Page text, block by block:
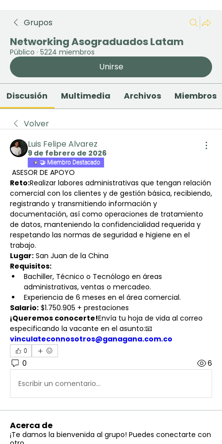
Grupos
Networking Asograduados Latam
Público · 5224 miembros
Unirse
Discusión Multimedia Archivos Miembros
Volver
Luis Felipe Alvarez
9 de febrero de 2026
🤝 Miembro Destacado
ASESOR DE APOYO
Reto:Realizar labores administrativas que tengan relación
comercial con los clientes y de gestión básica, recibiendo,
registrando y transmitiendo información y
documentación, así como operaciones de tratamiento
de datos, manteniendo la confidencialidad requerida y
respetando las normas de seguridad e higiene en el
trabajo.
Lugar: San Juan de la China
Requisitos:
Bachiller, Técnico o Tecnólogo en áreas
administrativas, ventas o mercadeo.
Experiencia de 6 meses en el área comercial.
Salario: $1.750.905 + prestaciones
¡Queremos conocerte!Envía tu hoja de vida al correo
vinculateconnosotros@ganagana.com.co
0
0 6
Escribir un comentario...
Acerca de
¡Te damos la bienvenida al grupo! Puedes conectarte con